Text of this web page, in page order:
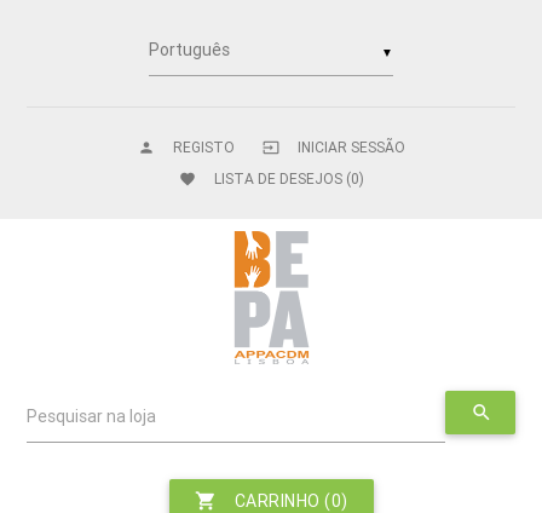
▼
REGISTO
person INICIAR SESSÃO
input
favorite
LISTA DE DESEJOS (0)
Pesquisar na loja search
CARRINHO (0)
shopping_cart